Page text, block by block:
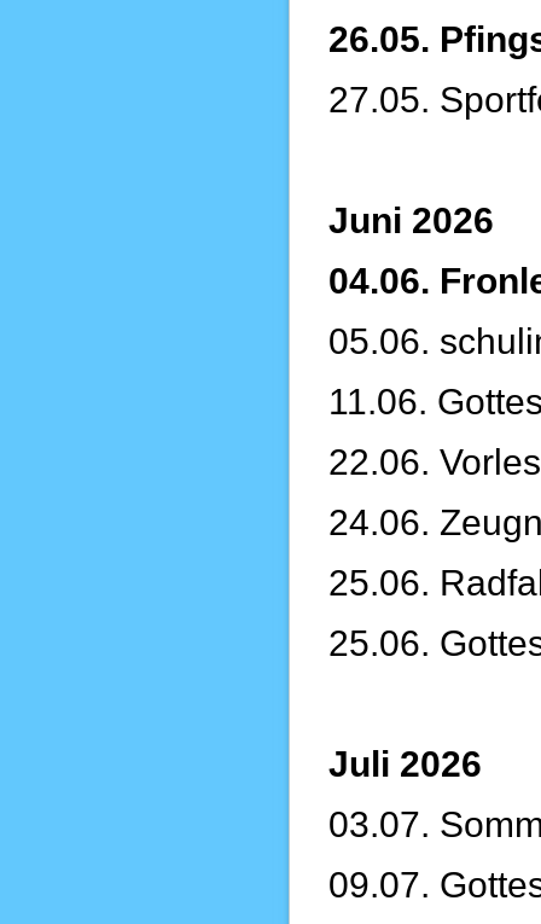
26.05.
27.05.
Juni 2026
04.06.
05.06.
11.06.
22.06.
24.06.
25.06.
25.06.
Juli 2026
03.07.
09.07.